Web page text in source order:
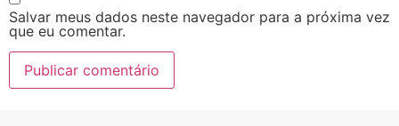
Salvar meus dados neste navegador para a próxima vez
que eu comentar.